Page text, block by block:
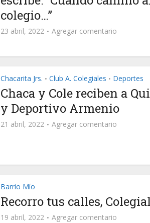
colegio…”
23 abril, 2022 Agregar comentario
Chacarita Jrs. • Club A. Colegiales • Deportes
Chaca y Cole reciben a
y Deportivo Armenio
21 abril, 2022 Agregar comentario
Barrio Mío
Recorro tus calles,
19 abril, 2022 Agregar comentario